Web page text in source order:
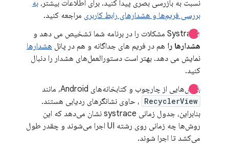
نسبت به بازرسی بصری پیدا کنید. برای اطلاعات بیشتر، به
بررسی فریم‌ها و هشدارهای رابط کاربری مراجعه کنید.
Systrace مشکلات را در برنامه شما تشخیص می دهد و
هشدارها را هم در فریم های جداگانه و هم در پانل هشدارها
نمایش می دهد. بهتر است دستورالعمل‌های هشدار را دنبال
کنید.
بخش‌هایی از چارچوب و کتابخانه‌های Android، مانند
RecyclerView ، حاوی نشانگرهای ردیابی هستند.
بنابراین، جدول زمانی systrace نشان می‌دهد که این
روش‌ها چه زمانی روی رشته UI اجرا می‌شوند و چقدر طول
می‌کشد تا اجرا شوند.